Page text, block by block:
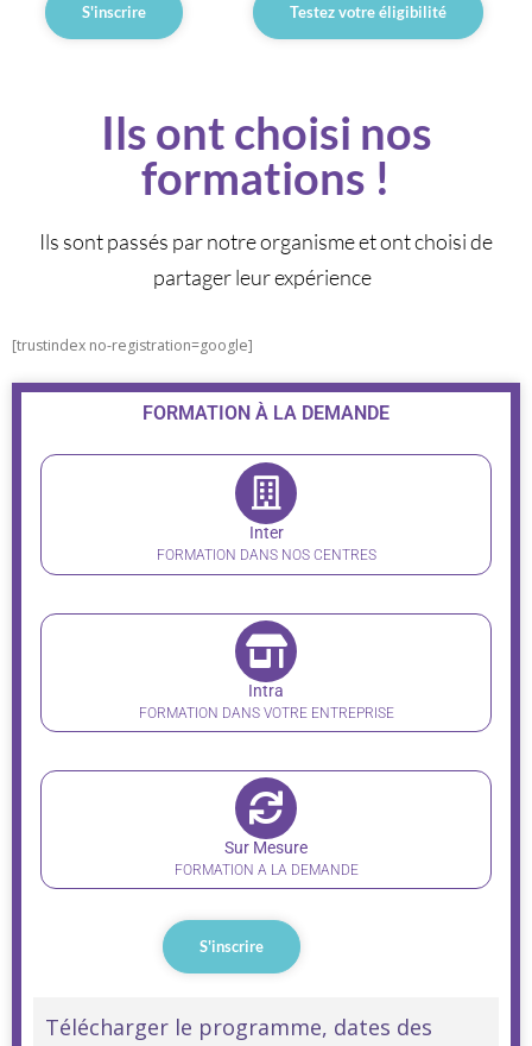
S'inscrire Testez votre éligibilité
Ils ont choisi nos
formations !
Ils sont passés par notre organisme et ont choisi de
partager leur expérience
[trustindex no-registration=google]
FORMATION À LA DEMANDE
Inter
FORMATION DANS NOS CENTRES
Intra
FORMATION DANS VOTRE ENTREPRISE
Sur Mesure
FORMATION A LA DEMANDE
S'inscrire
Formation
Télécharger le programme, dates des